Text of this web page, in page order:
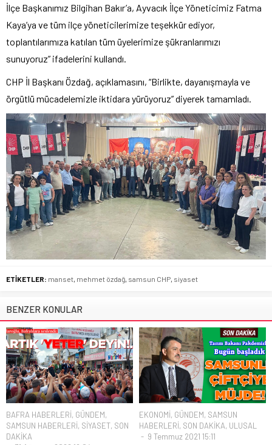
İlçe Başkanımız Bilgihan Bakır’a, Ayvacık İlçe Yöneticimiz Fatma
Kaya’ya ve tüm ilçe yöneticilerimize teşekkür ediyor,
toplantılarımıza katılan tüm üyelerimize şükranlarımızı
sunuyoruz” ifadelerini kullandı.
CHP İl Başkanı Özdağ, açıklamasını, “Birlikte, dayanışmayla ve
örgütlü mücadelemizle iktidara yürüyoruz” diyerek tamamladı.
ETİKETLER: manset, mehmet özdağ, samsun CHP, siyaset
BENZER KONULAR
BAFRA HABERLERİ, GÜNDEM,
SAMSUN HABERLERİ, SİYASET, SON
DAKİKA
EKONOMİ, GÜNDEM, SAMSUN
HABERLERİ, SON DAKİKA, ULUSAL
9 Temmuz 2021 15:11